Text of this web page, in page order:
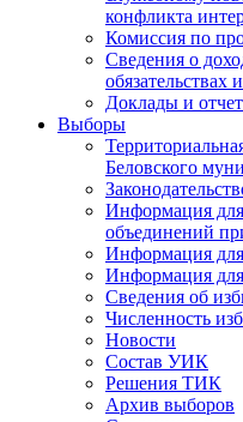
конфликта
Комиссия по
Сведения о
обязательствах
Доклады и
Выборы
Беловского
Информация
объединений
Информация для
Информация
Сведения об
Численность
Новости
Состав УИК
Решения ТИК
Архив выборов